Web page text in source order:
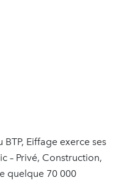
Eiffage exerce ses
– Privé, Construction,
quelque 70 000